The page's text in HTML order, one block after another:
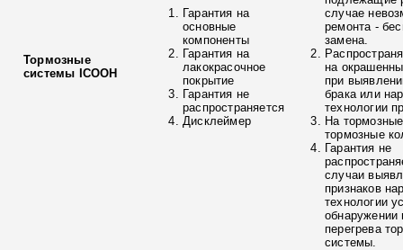
Тормозные
системы ICOOH
Гарантия на
основные
компоненты
Гарантия на
лакокрасочное
покрытие
Гарантия не
распространяется
Дисклеймер
случае
ремонта -
замена.
на
при
брака или
технологии
На
тормозные
Гарантия не
случаи
признаков
технологии
обнаружении
перегрева
системы.